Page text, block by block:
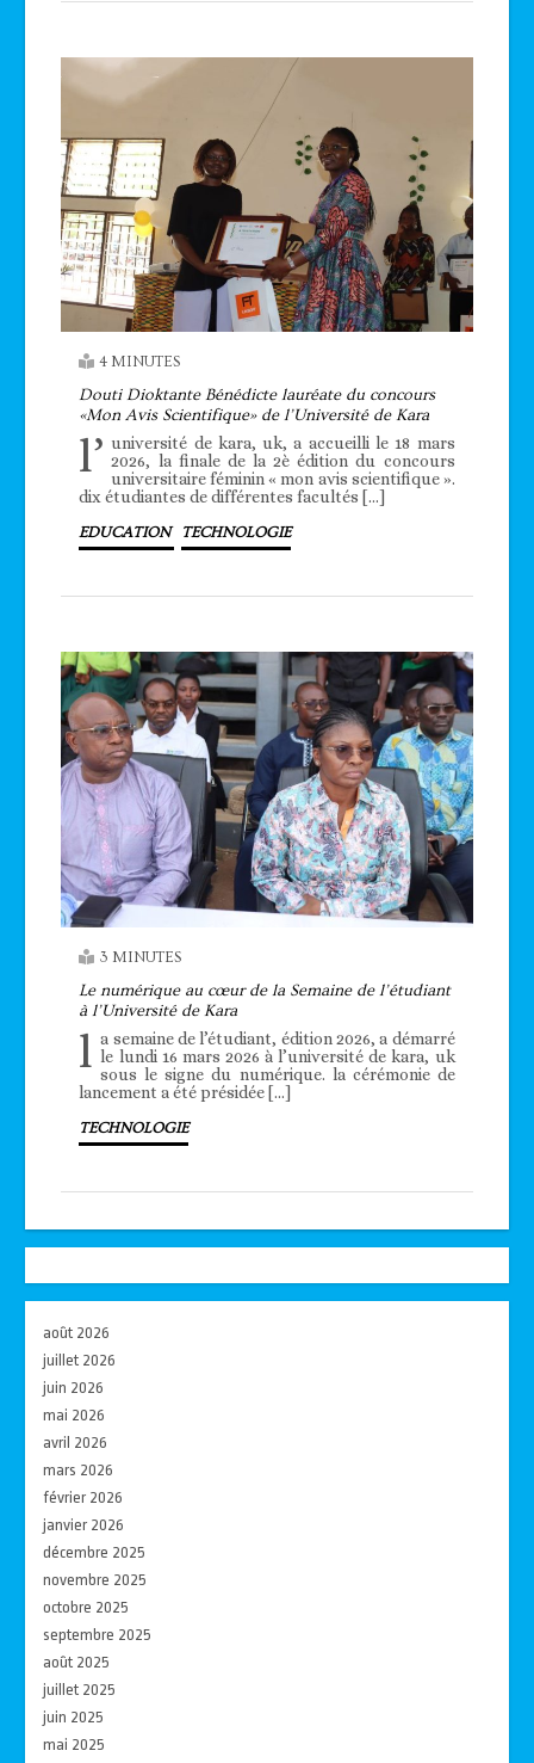
4 MINUTES
Douti Dioktante Bénédicte lauréate du concours
«Mon Avis Scientifique» de l’Université de Kara
l’ université de kara, uk, a accueilli le 18 mars
2026, la finale de la 2è édition du concours
universitaire féminin « mon avis scientifique ».
dix étudiantes de différentes facultés […]
EDUCATION TECHNOLOGIE
3 MINUTES
Le numérique au cœur de la Semaine de l’étudiant
à l’Université de Kara
l a semaine de l’étudiant, édition 2026, a démarré
le lundi 16 mars 2026 à l’université de kara, uk
sous le signe du numérique. la cérémonie de
lancement a été présidée […]
TECHNOLOGIE
août 2026
juillet 2026
juin 2026
mai 2026
avril 2026
mars 2026
février 2026
janvier 2026
décembre 2025
novembre 2025
octobre 2025
septembre 2025
août 2025
juillet 2025
juin 2025
mai 2025